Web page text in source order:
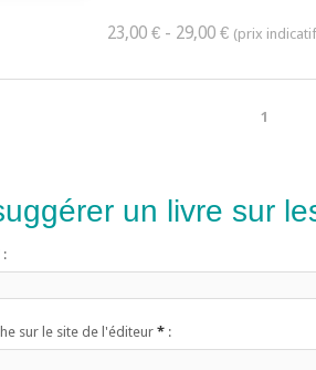
23,00 € - 29,00 €
1
un livre sur
:
sur le site de l'éditeur * :